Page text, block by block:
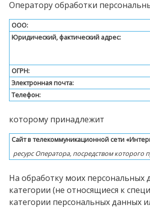
Оператору обработки
ООО:
Юридический, фактический адрес:
ОГРН:
Электронная почта:
Телефон:
которому принадлежит
Сайт в телекоммуникационной сети
ресурс Оператора, посредством
На обработку моих персональных
категории (не относящиеся к
категории персональных данных